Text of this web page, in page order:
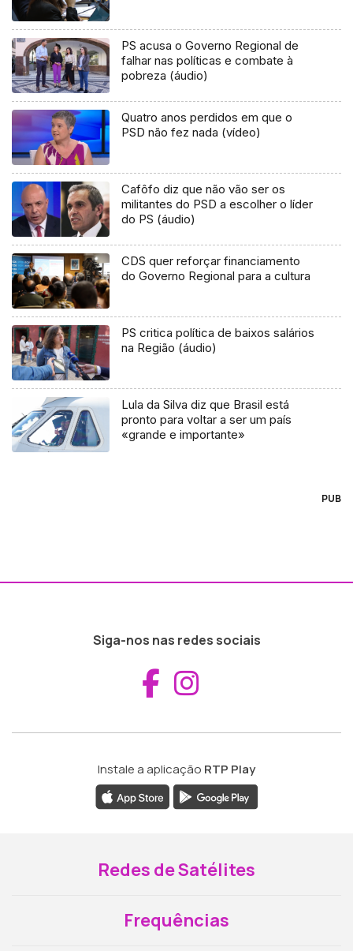
PS acusa o Governo Regional de
falhar nas políticas e combate à
pobreza (áudio)
Quatro anos perdidos em que o
PSD não fez nada (vídeo)
Cafôfo diz que não vão ser os
militantes do PSD a escolher o líder
do PS (áudio)
CDS quer reforçar financiamento
do Governo Regional para a cultura
PS critica política de baixos salários
na Região (áudio)
Lula da Silva diz que Brasil está
pronto para voltar a ser um país
«grande e importante»
PUB
Siga-nos nas redes sociais
Aceder ao
Instale a aplicação RTP Play
Redes de Satélites
Frequências